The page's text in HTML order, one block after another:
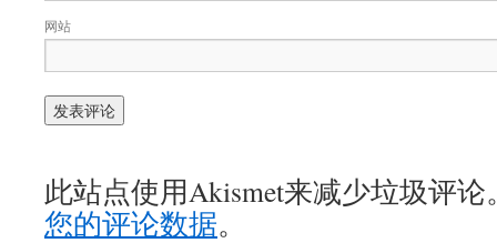
网站
此站点使用Akismet来减少垃圾评论
您的评论数据。